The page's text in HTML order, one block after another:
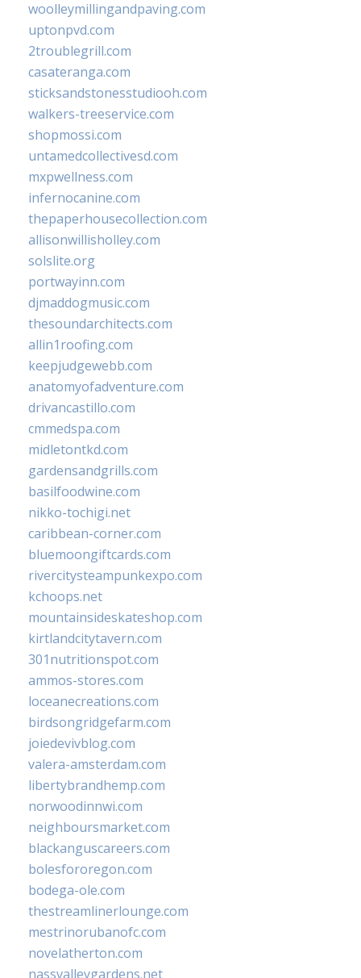
woolleymillingandpaving.com
uptonpvd.com
2troublegrill.com
casateranga.com
sticksandstonesstudiooh.com
walkers-treeservice.com
shopmossi.com
untamedcollectivesd.com
mxpwellness.com
infernocanine.com
thepaperhousecollection.com
allisonwillisholley.com
solslite.org
portwayinn.com
djmaddogmusic.com
thesoundarchitects.com
allin1roofing.com
keepjudgewebb.com
anatomyofadventure.com
drivancastillo.com
cmmedspa.com
midletontkd.com
gardensandgrills.com
basilfoodwine.com
nikko-tochigi.net
caribbean-corner.com
bluemoongiftcards.com
rivercitysteampunkexpo.com
kchoops.net
mountainsideskateshop.com
kirtlandcitytavern.com
301nutritionspot.com
ammos-stores.com
loceanecreations.com
birdsongridgefarm.com
joiedevivblog.com
valera-amsterdam.com
libertybrandhemp.com
norwoodinnwi.com
neighboursmarket.com
blackanguscareers.com
bolesfororegon.com
bodega-ole.com
thestreamlinerlounge.com
mestrinorubanofc.com
novelatherton.com
nassvalleygardens.net